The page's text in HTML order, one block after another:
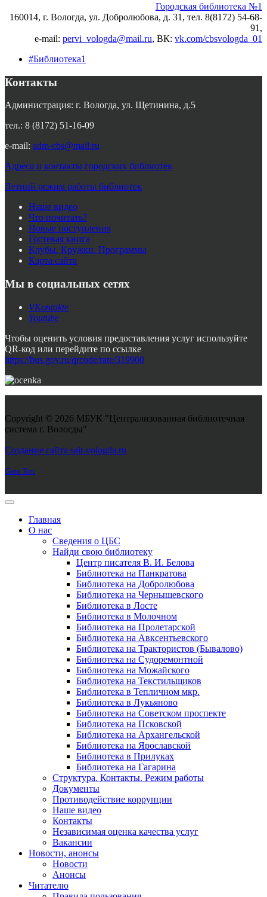
Городская библиотека №1
160014, г. Вологда, ул. Добролюбова, д. 31, тел. 8(8172) 54-68-
91,
e-mail: pervi_vologda@mail.ru, ВК: vk.com/cbsvologda_01
#Библиотека1
Контакты
Администрация: г. Вологда, ул. Щетинина, д.5
тел.: 8 (8172) 51-16-09
e-mail: adm-cbs@mail.ru
Адреса и контакты городских библиотек
Летний режим работы библиотек
Наше видео
Что почитать?
Новые поступления
Гостевая книга
Клубы. Кружки. Программы
Карта сайта
Мы в социальных сетях
VKontakte
Youtube
Чтобы оценить условия предоставления услуг используйте
QR-код или перейдите по ссылке
https://bus.gov.ru/qrcode/rate/319900
Copyright © 2026 МБУК "Централизованная библиотечная
система г. Вологды"
Создание сайта sait-vologda.ru
Goto Top
Главная
О нас
Сведения о ЦБС
Найди свою библиотеку
Центр писателя В. И. Белова
Библиотека на Панкратова
Библиотека на Добролюбова
Библиотека на Чернышевского
Библиотека в Лосте
Библиотека в Молочном
Библиотека на Пролетарской
Библиотека на Авксентьевского
Библиотека на Трактористов (Бывалово)
Библиотека на Судоремонтной
Библиотека на Можайского
Библиотека на Текстильщиков
Библиотека в Тепличном мкр.
Библиотека в Лукьяново
Библиотека на Советском проспекте
Библиотека на Псковской
Библиотека на Архангельской
Библиотека на Ярославской
Библиотека в Прилуках
Библиотека на Гагарина
Структура. Контакты. Режим работы
Документы
Противодействие коррупции
Наше видео
Контакты
Независимая оценка качества услуг
Вакансии
Новости, анонсы
Новости
Анонсы
Читателю